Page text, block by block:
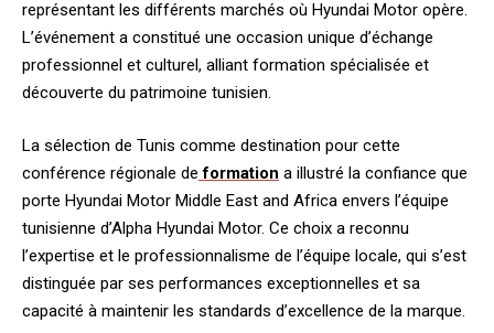
représentant les différents marchés où Hyundai Motor opère.
L’événement a constitué une occasion unique d’échange
professionnel et culturel, alliant formation spécialisée et
découverte du patrimoine tunisien.
La sélection de Tunis comme destination pour cette
conférence régionale de formation a illustré la confiance que
porte Hyundai Motor Middle East and Africa envers l’équipe
tunisienne d’Alpha Hyundai Motor. Ce choix a reconnu
l’expertise et le professionnalisme de l’équipe locale, qui s’est
distinguée par ses performances exceptionnelles et sa
capacité à maintenir les standards d’excellence de la marque.